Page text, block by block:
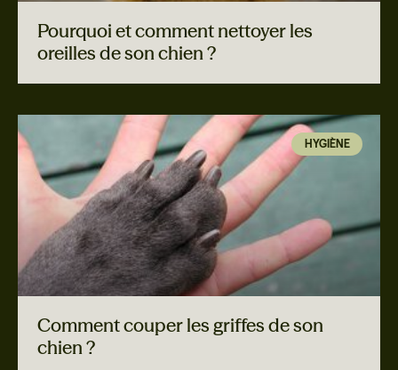
Pourquoi et comment nettoyer les
oreilles de son chien ?
HYGIÈNE
Comment couper les griffes de son
chien ?